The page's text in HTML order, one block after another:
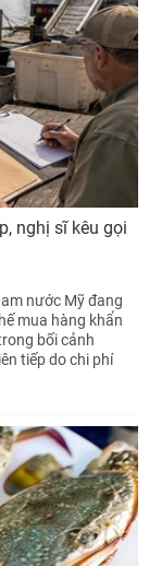
nghị sĩ kêu gọi
nước Mỹ đang
mua hàng khẩn
bối cảnh
tiếp do chi phí